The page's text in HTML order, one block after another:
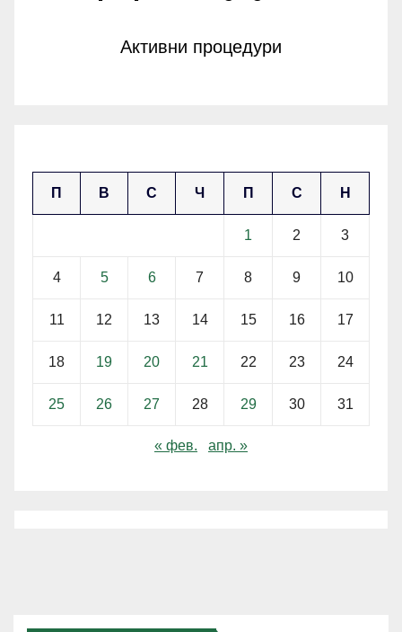
Активни процедури
П В С Ч П С Н
1 2 3
4 5 6 7 8 9 10
11 12 13 14 15 16 17
18 19 20 21 22 23 24
25 26 27 28 29 30 31
« фев. апр. »